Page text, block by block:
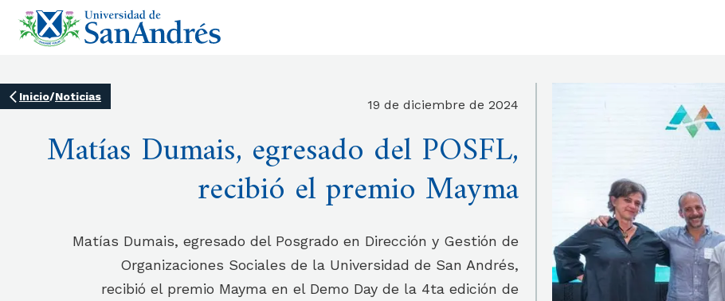
Inicio/Noticias
19 de diciembre de 2024
Matías Dumais, egresado del POSFL,
recibió el premio Mayma
Matías Dumais, egresado del Posgrado en Dirección y Gestión de
Organizaciones Sociales de la Universidad de San Andrés,
recibió el premio Mayma en el Demo Day de la 4ta edición de